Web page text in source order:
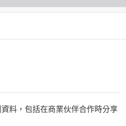
料，包括在商業伙伴合作時分享